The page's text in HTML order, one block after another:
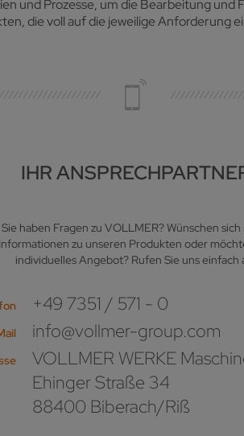
und Prozesse, um die Bearbeitung
die voll auf die jeweilige Anforderung
IHR
Sie haben Fragen zu VOLLMER? Wünschen
Informationen zu unseren Produkten oder
individuelles Angebot? Rufen Sie uns einfach
+49 7351 / 571 - 0
info@vollmer-group.com
VOLLMER WERKE
Ehinger Straße 34
88400 Biberach/Riß